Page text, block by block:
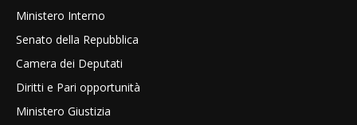
Ministero Interno
Senato della Repubblica
Camera dei Deputati
Diritti e Pari opportunità
Ministero Giustizia